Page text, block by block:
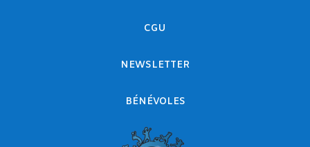
CGU
NEWSLETTER
BÉNÉVOLES